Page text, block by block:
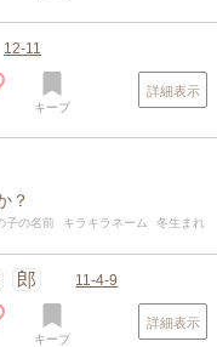
12-11
キープ
詳細表示
？
子の名前 キラキラネーム 冬生まれ
郎 11-4-9
キープ
詳細表示